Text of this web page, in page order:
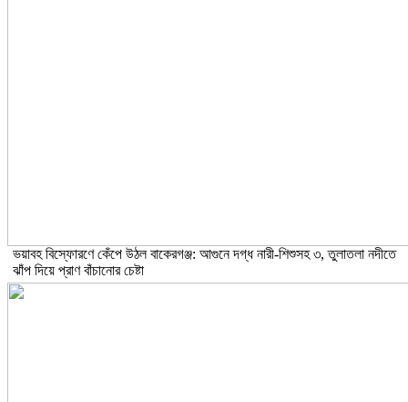
ভয়াবহ বিস্ফোরণে কেঁপে উঠল বাকেরগঞ্জ: আগুনে দগ্ধ নারী-শিশুসহ ৩, তুলাতলা নদীতে
ঝাঁপ দিয়ে প্রাণ বাঁচানোর চেষ্টা